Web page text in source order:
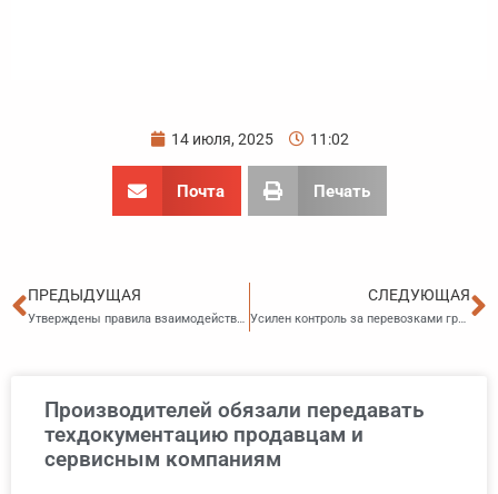
14 июля, 2025 11:02
Почта Печать
Пред
ПРЕДЫДУЩАЯ
Утверждены правила взаимодействия ФГИС обезличенных ПДН с информационными системами операторов
СЛЕДУЮЩАЯ
Усилен контроль за перевозками грузов
Производителей обязали передавать
техдокументацию продавцам и
сервисным компаниям